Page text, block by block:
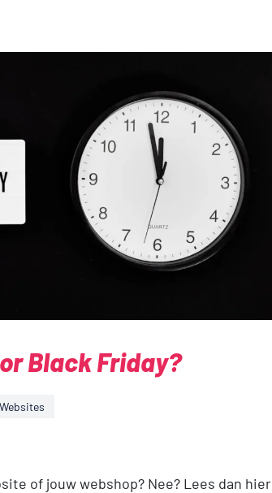
Black Friday?
Websites
of jouw webshop? Nee? Lees dan hier